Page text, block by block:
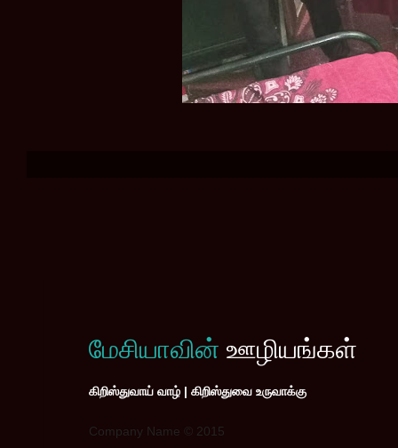
மேசியாவின் ஊழியங்கள்
கிறிஸ்துவாய் வாழ் | கிறிஸ்துவை உருவாக்கு
Company Name © 2015